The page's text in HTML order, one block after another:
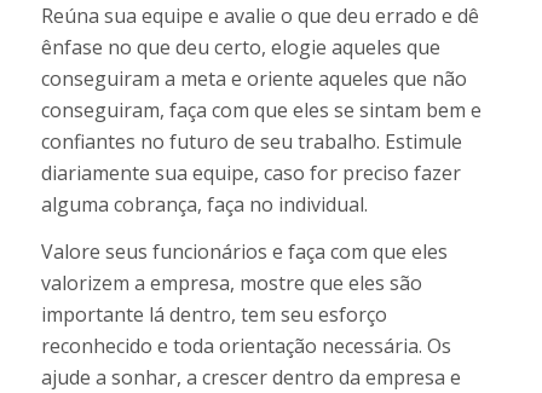
Reúna sua equipe e avalie o que deu errado e dê
ênfase no que deu certo, elogie aqueles que
conseguiram a meta e oriente aqueles que não
conseguiram, faça com que eles se sintam bem e
confiantes no futuro de seu trabalho. Estimule
diariamente sua equipe, caso for preciso fazer
alguma cobrança, faça no individual.
Valore seus funcionários e faça com que eles
valorizem a empresa, mostre que eles são
importante lá dentro, tem seu esforço
reconhecido e toda orientação necessária. Os
ajude a sonhar, a crescer dentro da empresa e